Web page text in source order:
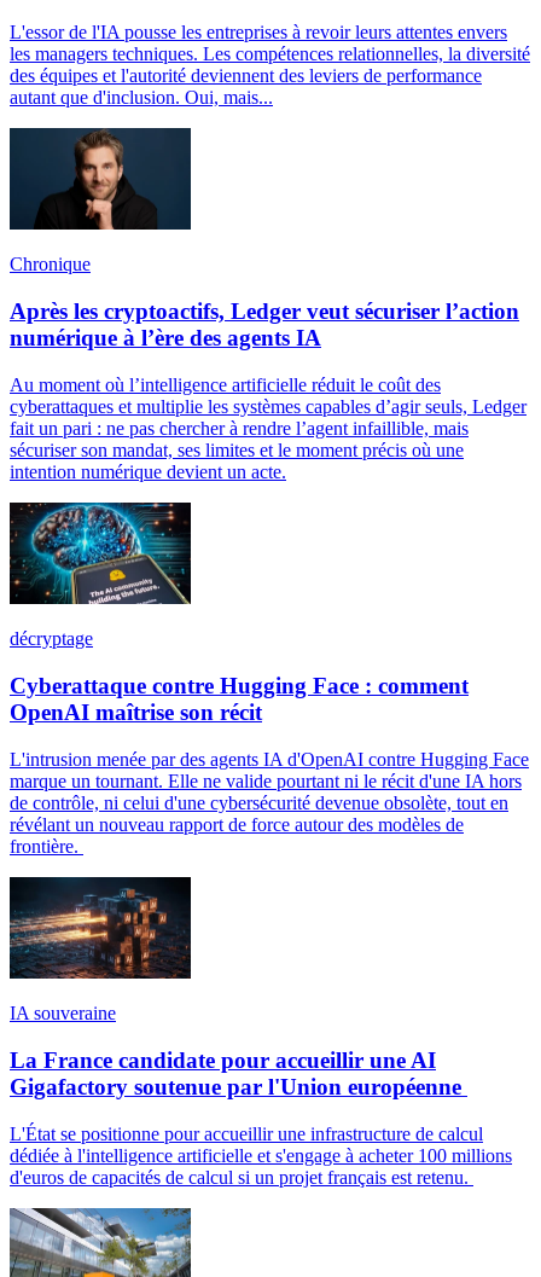
L'essor de l'IA pousse les entreprises à revoir leurs attentes envers
les managers techniques. Les compétences relationnelles, la diversité
des équipes et l'autorité deviennent des leviers de performance
autant que d'inclusion. Oui, mais...
Chronique
Après les cryptoactifs, Ledger veut sécuriser l’action
numérique à l’ère des agents IA
Au moment où l’intelligence artificielle réduit le coût des
cyberattaques et multiplie les systèmes capables d’agir seuls, Ledger
fait un pari : ne pas chercher à rendre l’agent infaillible, mais
sécuriser son mandat, ses limites et le moment précis où une
intention numérique devient un acte.
décryptage
Cyberattaque contre Hugging Face : comment
OpenAI maîtrise son récit
L'intrusion menée par des agents IA d'OpenAI contre Hugging Face
marque un tournant. Elle ne valide pourtant ni le récit d'une IA hors
de contrôle, ni celui d'une cybersécurité devenue obsolète, tout en
révélant un nouveau rapport de force autour des modèles de
frontière.
IA souveraine
La France candidate pour accueillir une AI
Gigafactory soutenue par l'Union européenne
L'État se positionne pour accueillir une infrastructure de calcul
dédiée à l'intelligence artificielle et s'engage à acheter 100 millions
d'euros de capacités de calcul si un projet français est retenu.